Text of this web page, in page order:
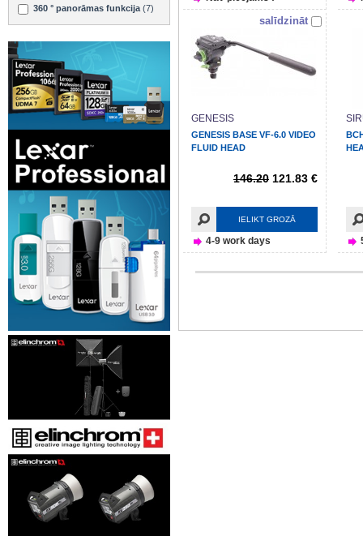
360 ° panorāmas funkcija (7)
salīdzināt
GENESIS
GENESIS BASE VF-6.0 VIDEO
FLUID HEAD
146.20 121.83 €
IELIKT GROZĀ
4-9 work days